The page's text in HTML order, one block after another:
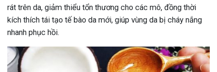
rát trên da, giảm thiểu tổn thương cho các mô, đồng thời
kích thích tái tạo tế bào da mới, giúp vùng da bị cháy nắng
nhanh phục hồi.